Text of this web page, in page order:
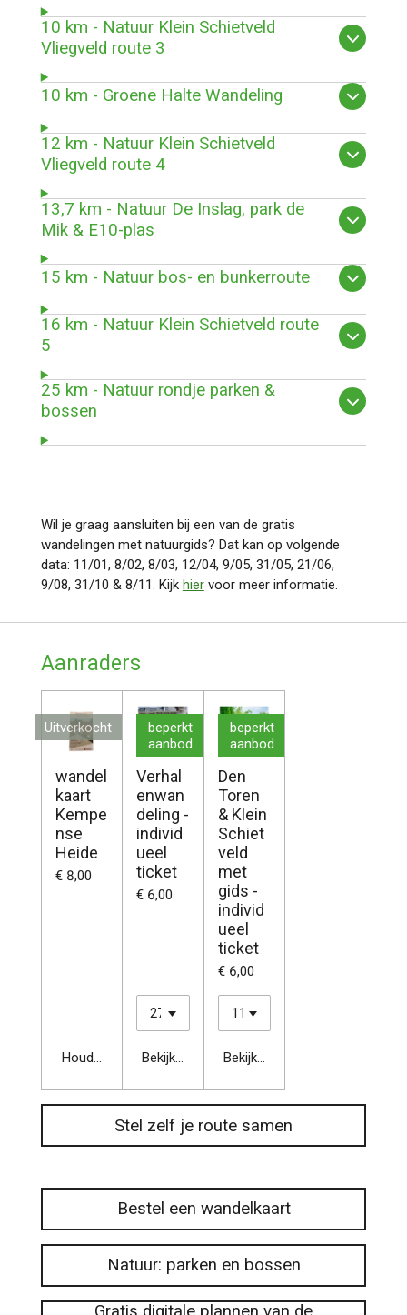
10 km - Natuur Klein Schietveld
Vliegveld route 3
10 km - Groene Halte Wandeling
12 km - Natuur Klein Schietveld
Vliegveld route 4
13,7 km - Natuur De Inslag, park de
Mik & E10-plas
15 km - Natuur bos- en bunkerroute
16 km - Natuur Klein Schietveld route
5
25 km - Natuur rondje parken &
bossen
Wil je graag aansluiten bij een van de gratis
wandelingen met natuurgids? Dat kan op volgende
data: 11/01, 8/02, 8/03, 12/04, 9/05, 31/05, 21/06,
9/08, 31/10 & 8/11. Kijk hiervoor meer informatie.
Aanraders
Uitverkocht
wandel
kaart
Kempe
nse
Heide
€ 8,00
Houd mij op de hoogte
beperkt
aanbod
Verhal
enwan
deling -
individ
ueel
ticket
€ 6,00
Bekijk details
beperkt
aanbod
Den
Toren
& Klein
Schiet
veld
met
gids -
individ
ueel
ticket
€ 6,00
Bekijk details
Stel zelf je route samen
Bestel een wandelkaart
Natuur: parken en bossen